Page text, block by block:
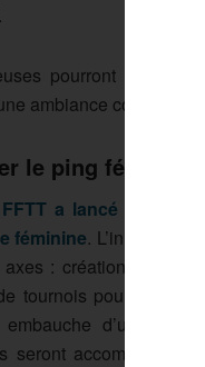
pourront ainsi
ambiance conviviale.
le ping féminin
a lancé un
féminine. L’initiative
: création
tournois pour non-
d’une
seront accompagnés